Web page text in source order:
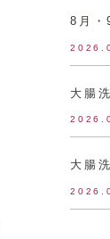
8月・
大腸
大腸